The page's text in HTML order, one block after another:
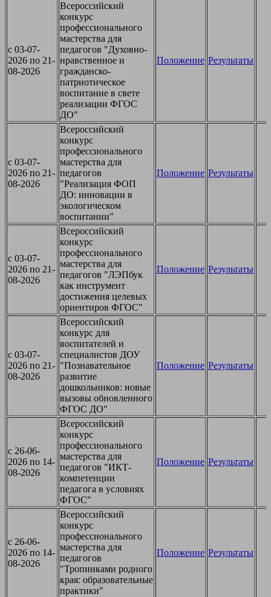
c 03-07-
2026 по 21-
08-2026
Всероссийский
конкурс
профессионального
мастерства для
педагогов "Духовно-
нравственное и
гражданско-
патриотическое
воспитание в свете
реализации ФГОС
ДО"
Положение Результаты
c 03-07-
2026 по 21-
08-2026
Всероссийский
конкурс
профессионального
мастерства для
педагогов
"Реализация ФОП
ДО: инновации в
экологическом
воспитании"
Положение Результаты
c 03-07-
2026 по 21-
08-2026
Всероссийский
конкурс
профессионального
мастерства для
педагогов "ЛЭПбук
как инструмент
достижения целевых
ориентиров ФГОС"
Положение Результаты
c 03-07-
2026 по 21-
08-2026
Всероссийский
конкурс для
воспитателей и
специалистов ДОУ
"Познавательное
развитие
дошкольников: новые
вызовы обновленного
ФГОС ДО"
Положение Результаты
c 26-06-
2026 по 14-
08-2026
Всероссийский
конкурс
профессионального
мастерства для
педагогов "ИКТ-
компетенции
педагога в условиях
ФГОС"
Положение Результаты
c 26-06-
2026 по 14-
08-2026
Всероссийский
конкурс
профессионального
мастерства для
педагогов
"Тропинками родного
края: образовательные
практики"
Положение Результаты